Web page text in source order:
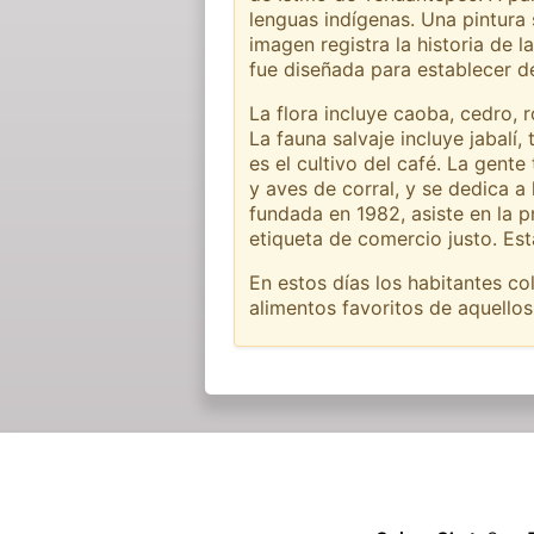
lenguas indígenas. Una
imagen registra la historia de
fue diseñada para establecer
La flora incluye caoba, cedro,
La fauna salvaje incluye
es el cultivo del café. La
y aves de corral, y se dedica
fundada en 1982, asiste en la
etiqueta de comercio justo.
En estos días los habitantes
alimentos favoritos de